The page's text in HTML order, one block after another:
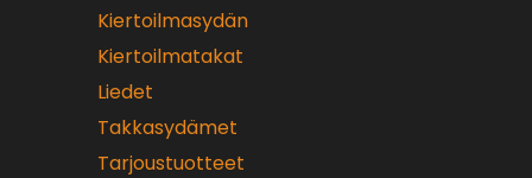
Kiertoilmasydän
Kiertoilmatakat
Liedet
Takkasydämet
Tarjoustuotteet